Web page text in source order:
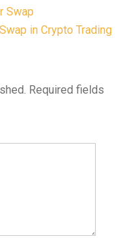
Swap
in Crypto Trading
Required fields